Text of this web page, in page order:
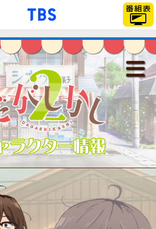
「TBSテレビ」トップ
最新情報
放送情報
スタッフ＆キャスト
あらすじ
登場人物
関連商品
だがしかし2
キャラクタ